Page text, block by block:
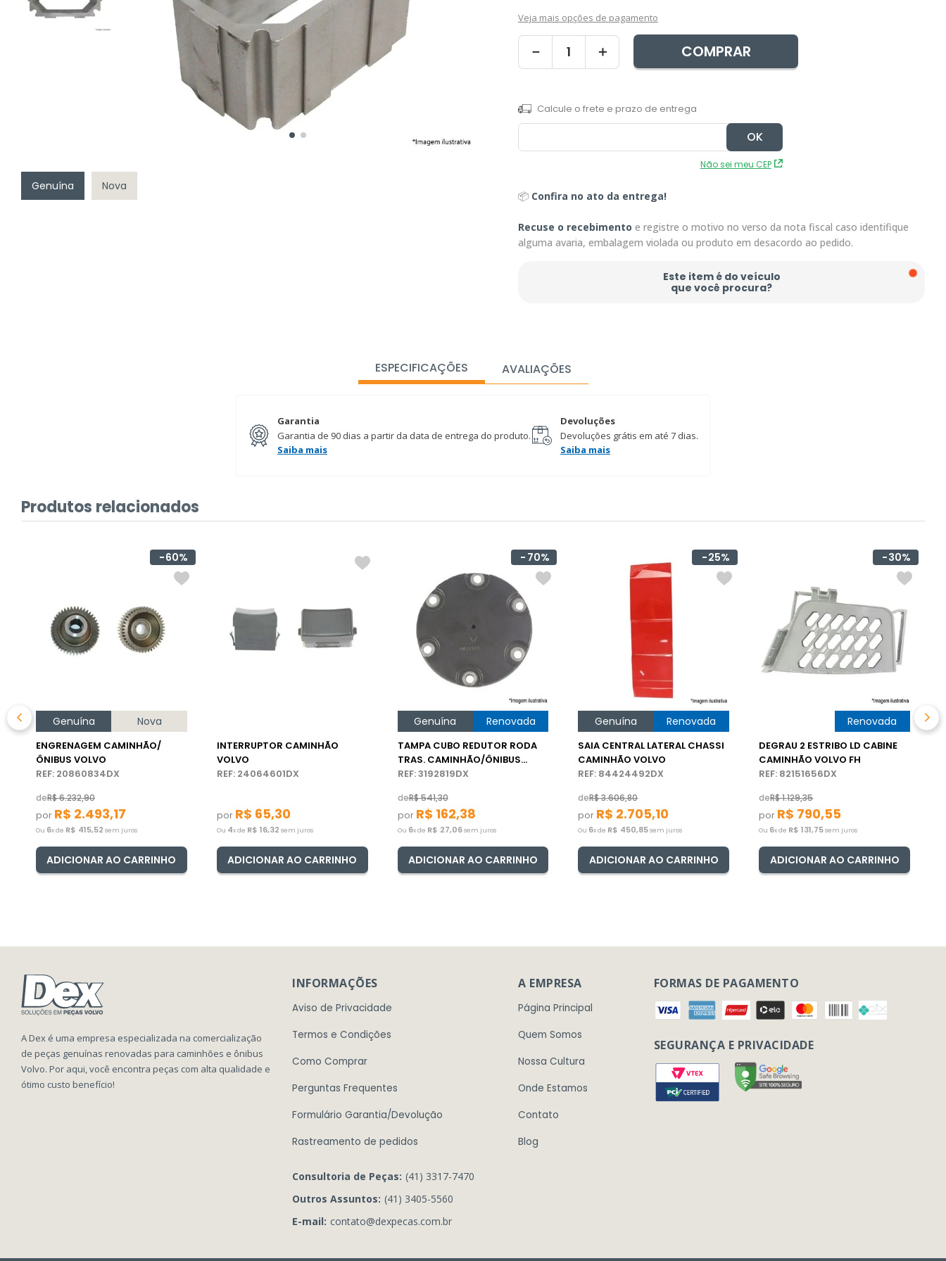
Genuína Nova
Veja mais opções de pagamento
＋
－ COMPRAR
Não sei meu CEP
📦 Confira no ato da entrega!
Recuse o recebimento e registre o motivo no verso da nota fiscal caso identifique
alguma avaria, embalagem violada ou produto em desacordo ao pedido.
Este item é do veículo
que você procura?
ESPECIFICAÇÕES AVALIAÇÕES
Garantia
Garantia de 90 dias a partir da data de entrega do produto.
Saiba mais
Devoluções
Devoluções grátis em até 7 dias.
Saiba mais
Produtos relacionados
60%
Genuína Nova
ENGRENAGEM CAMINHÃO/
ÔNIBUS VOLVO
REF: 20860834DX
deR$6.232,90
por R$ 2.493,17
Ou 6x de R$ 415,52 sem juros
ADICIONAR AO CARRINHO
INTERRUPTOR CAMINHÃO
VOLVO
REF: 24064601DX
por R$ 65,30
Ou 4x de R$ 16,32 sem juros
ADICIONAR AO CARRINHO
70%
Genuína Renovada
TAMPA CUBO REDUTOR RODA
TRAS. CAMINHÃO/ÔNIBUS
VOLVO
REF: 3192819DX
deR$541,30
por R$ 162,38
Ou 6x de R$ 27,06sem juros
ADICIONAR AO CARRINHO
25%
Genuína Renovada
SAIA CENTRAL LATERAL CHASSI
CAMINHÃO VOLVO
REF: 84424492DX
deR$3.606,80
por R$ 2.705,10
Ou 6x de R$ 450,85sem juros
ADICIONAR AO CARRINHO
30%
Renovada
DEGRAU 2 ESTRIBO LD CABINE
CAMINHÃO VOLVO FH
REF: 82151656DX
deR$1.129,35
por R$ 790,55
Ou 6x de R$ 131,75sem juros
ADICIONAR AO CARRINHO
A Dex é uma empresa especializada na comercialização
de peças genuínas renovadas para caminhões e ônibus
Volvo. Por aqui, você encontra peças com alta qualidade e
ótimo custo benefício!
INFORMAÇÕES
Aviso de Privacidade
Termos e Condições
Como Comprar
Perguntas Frequentes
Formulário Garantia/Devolução
Rastreamento de pedidos
Consultoria de Peças: (41) 3317-7470
Outros Assuntos: (41) 3405-5560
E-mail: contato@dexpecas.com.br
A EMPRESA
Página Principal
Quem Somos
Nossa Cultura
Onde Estamos
Contato
Blog
FORMAS DE PAGAMENTO
SEGURANÇA E PRIVACIDADE